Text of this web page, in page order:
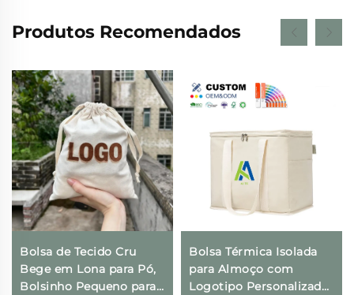
Produtos Recomendados
Bolsa de Tecido Cru
Bege em Lona para Pó,
Bolsinho Pequeno para
Bolsa Térmica Isolada
para Almoço com
Logotipo Personalizado,